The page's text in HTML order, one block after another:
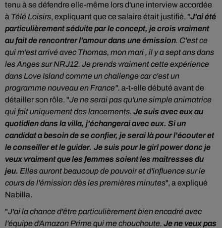
tenu à se défendre elle-même lors d'une interview accordée
à Télé Loisirs, expliquant que ce salaire était justifié. "J'ai été
particulièrement séduite par le concept, je crois vraiment
au fait de rencontrer l'amour dans une émission. C'est ce
qui m'est arrivé avec Thomas, mon mari , il y a sept ans dans
les Anges sur NRJ12. Je prends vraiment cette expérience
dans Love Island comme un challenge car c'est un
programme nouveau en France". a-t-elle débuté avant de
détailler son rôle. "Je ne serai pas qu'une simple animatrice
qui fait uniquement des lancements. Je suis avec eux au
quotidien dans la villa, j'échangerai avec eux. Si un
candidat a besoin de se confier, je serai là pour l'écouter et
le conseiller et le guider. Je suis pour le girl power donc je
veux vraiment que les femmes soient les maitresses du
jeu. Elles auront beaucoup de pouvoir et d'influence sur le
cours de l'émission dès les premières minutes", a expliqué
Nabilla.
"J'ai la chance d'être particulièrement bien encadré avec
l'équipe d'Amazon Prime qui me chouchoute. Je ne veux pas